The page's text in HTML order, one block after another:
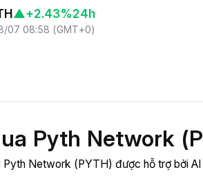
▲+2.43%24h
07 08:58 (GMT+0)
Pyth Network
Pyth Network (PYTH) được hỗ trợ bởi